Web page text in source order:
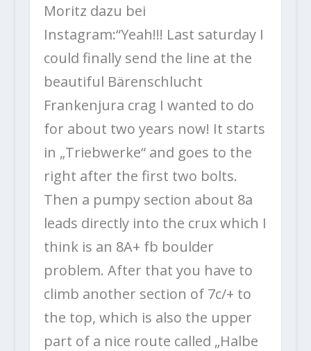
Moritz dazu bei
Instagram:“Yeah!!! Last saturday I
could finally send the line at the
beautiful Bärenschlucht
Frankenjura crag I wanted to do
for about two years now! It starts
in „Triebwerke“ and goes to the
right after the first two bolts.
Then a pumpy section about 8a
leads directly into the crux which I
think is an 8A+ fb boulder
problem. After that you have to
climb another section of 7c/+ to
the top, which is also the upper
part of a nice route called „Halbe